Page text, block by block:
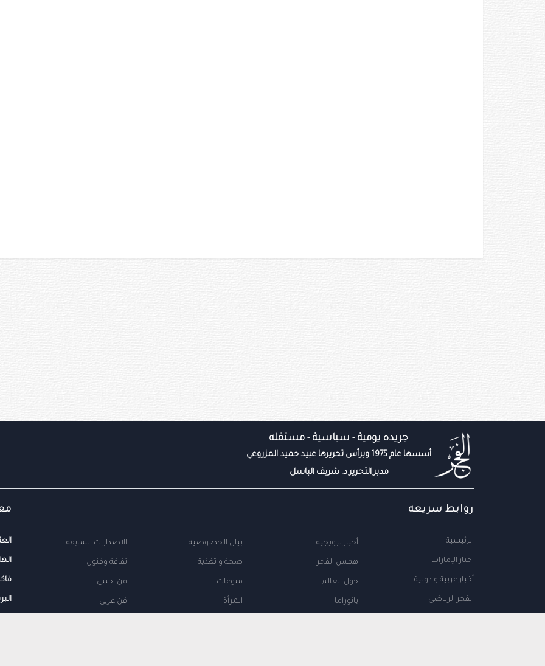
جريده يومية - سياسية - مستقله
أسسها عام 1975 ويرأس تحريرها عبيد حميد المزروعي
مدير التحرير د. شريف الباسل
روابط سريعه
الرئيسية
اخبار الإمارات
أخبار عربية و دولية
الفجر الرياضى
أخبار ترويجية
همس الفجر
حول العالم
بانوراما
بيان الخصوصية
صحة و تغذية
منوعات
المرأة
الاصدارات السابقة
ثقافة وفنون
فن اجنبى
فن عربى